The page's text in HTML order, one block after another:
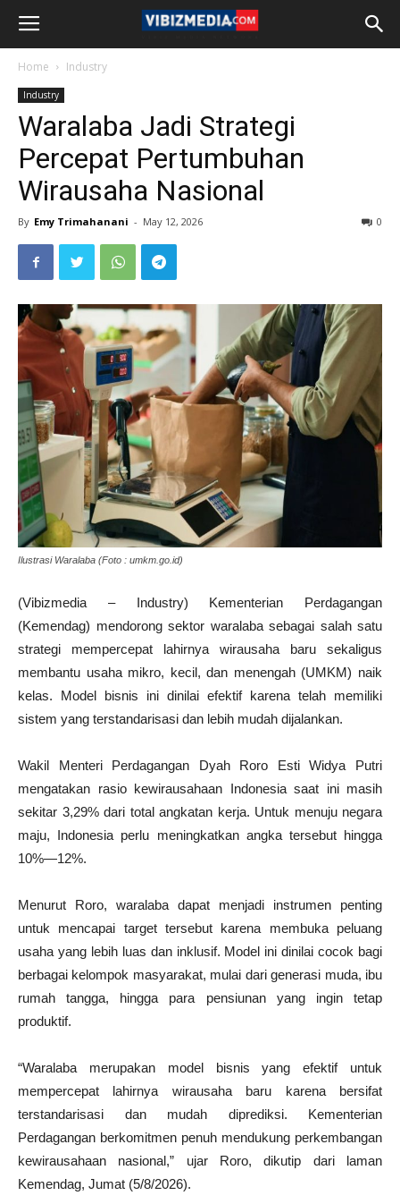
Home Industry
Industry
Waralaba Jadi Strategi
Percepat Pertumbuhan
Wirausaha Nasional
By Emy Trimahanani - May 12, 2026 0
Ilustrasi Waralaba (Foto : umkm.go.id)
(Vibizmedia – Industry) Kementerian Perdagangan
(Kemendag) mendorong sektor waralaba sebagai salah satu
strategi mempercepat lahirnya wirausaha baru sekaligus
membantu usaha mikro, kecil, dan menengah (UMKM) naik
kelas. Model bisnis ini dinilai efektif karena telah memiliki
sistem yang terstandarisasi dan lebih mudah dijalankan.
Wakil Menteri Perdagangan Dyah Roro Esti Widya Putri
mengatakan rasio kewirausahaan Indonesia saat ini masih
sekitar 3,29% dari total angkatan kerja. Untuk menuju negara
maju, Indonesia perlu meningkatkan angka tersebut hingga
10%—12%.
Menurut Roro, waralaba dapat menjadi instrumen penting
untuk mencapai target tersebut karena membuka peluang
usaha yang lebih luas dan inklusif. Model ini dinilai cocok bagi
berbagai kelompok masyarakat, mulai dari generasi muda, ibu
rumah tangga, hingga para pensiunan yang ingin tetap
produktif.
“Waralaba merupakan model bisnis yang efektif untuk
mempercepat lahirnya wirausaha baru karena bersifat
terstandarisasi dan mudah diprediksi. Kementerian
Perdagangan berkomitmen penuh mendukung perkembangan
kewirausahaan nasional,” ujar Roro, dikutip dari laman
Kemendag, Jumat (5/8/2026).